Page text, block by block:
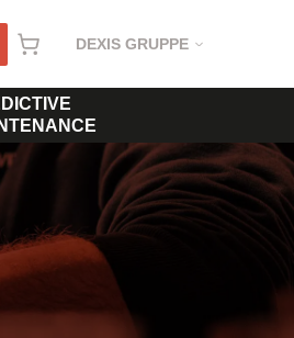
DEXIS GRUPPE